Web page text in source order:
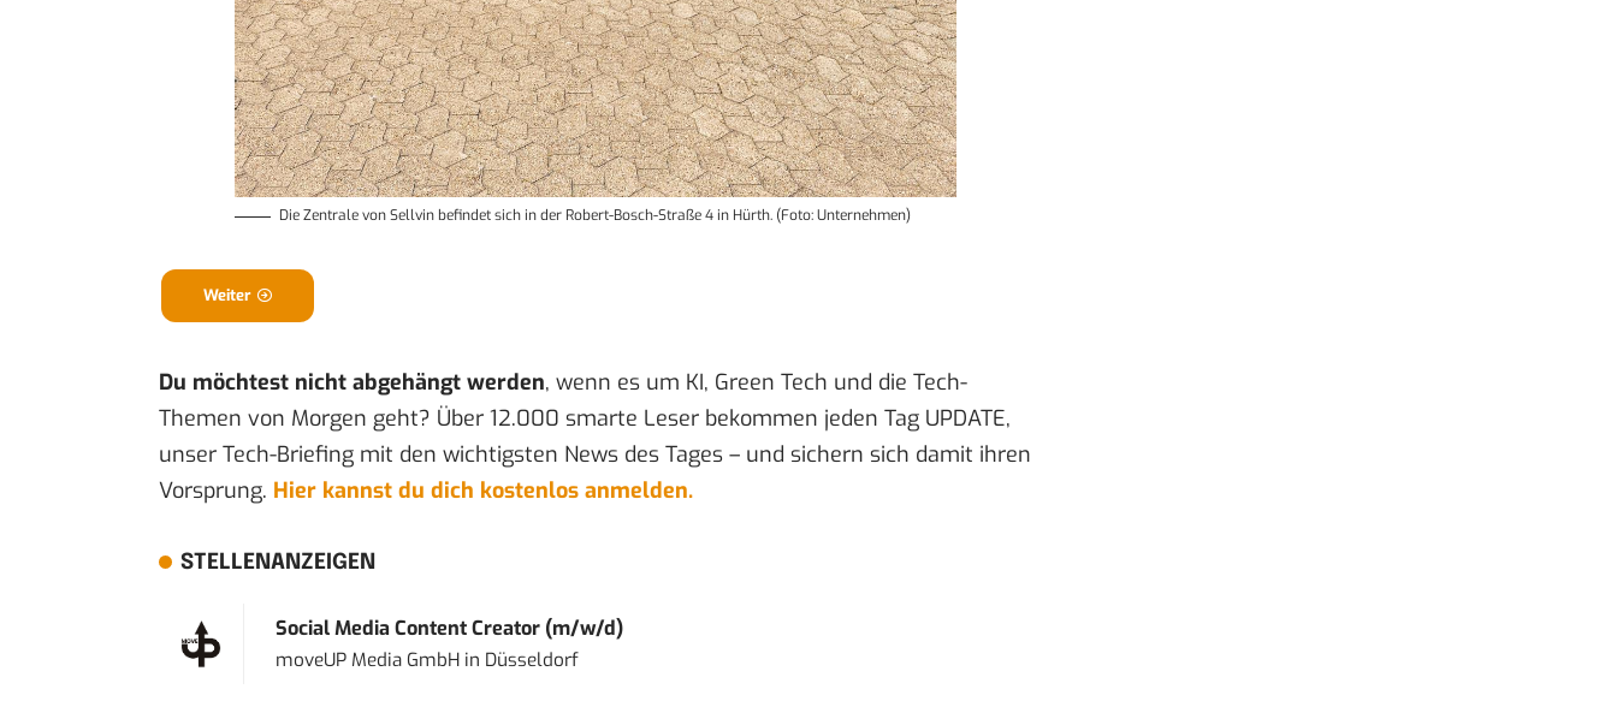
Die Zentrale von Sellvin befindet sich in der Robert-Bosch-Straße 4 in Hürth. (Foto: Unternehmen)
Weiter
Du möchtest nicht abgehängt werden, wenn es um KI, Green Tech und die Tech-
Themen von Morgen geht? Über 12.000 smarte Leser bekommen jeden Tag UPDATE,
unser Tech-Briefing mit den wichtigsten News des Tages – und sichern sich damit ihren
Vorsprung. Hier kannst du dich kostenlos anmelden.
STELLENANZEIGEN
Social Media Content Creator (m/w/d)
moveUP Media GmbHin Düsseldorf